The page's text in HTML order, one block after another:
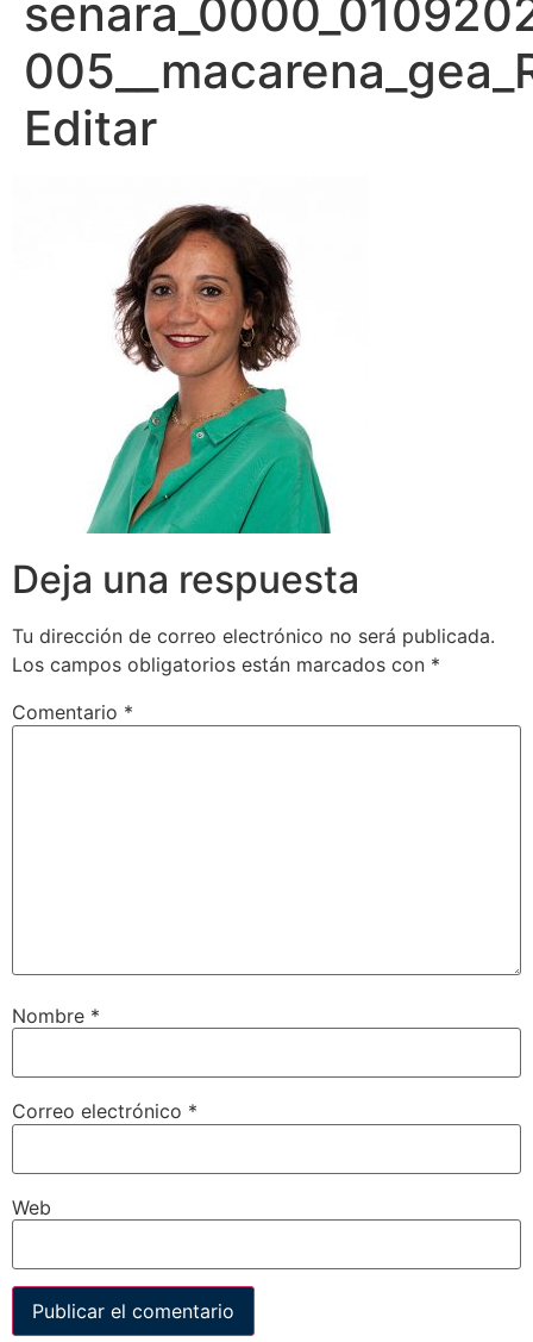
Editar
Deja una respuesta
Tu dirección de correo electrónico no será publicada.
Los campos obligatorios están marcados con *
Comentario *
Nombre *
Correo electrónico *
Web